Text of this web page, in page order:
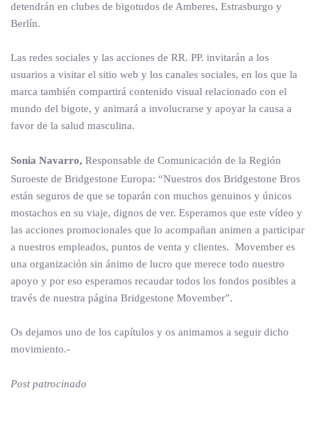
detendrán en clubes de bigotudos de Amberes, Estrasburgo y
Berlín.
Las redes sociales y las acciones de RR. PP. invitarán a los
usuarios a visitar el sitio web y los canales sociales, en los que la
marca también compartirá contenido visual relacionado con el
mundo del bigote, y animará a involucrarse y apoyar la causa a
favor de la salud masculina.
Sonia Navarro, Responsable de Comunicación de la Región
Suroeste de Bridgestone Europa: “Nuestros dos Bridgestone Bros
están seguros de que se toparán con muchos genuinos y únicos
mostachos en su viaje, dignos de ver. Esperamos que este vídeo y
las acciones promocionales que lo acompañan animen a participar
a nuestros empleados, puntos de venta y clientes. Movember es
una organización sin ánimo de lucro que merece todo nuestro
apoyo y por eso esperamos recaudar todos los fondos posibles a
través de nuestra página Bridgestone Movember”.
Os dejamos uno de los capítulos y os animamos a seguir dicho
movimiento.-
Post patrocinado